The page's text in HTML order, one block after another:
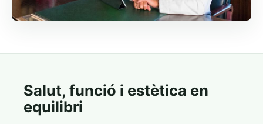
Salut, funció i estètica en
equilibri